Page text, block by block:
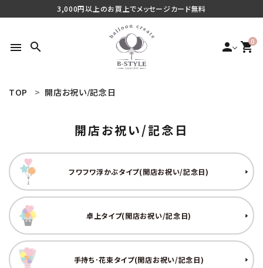
3,000円以上のお買上でメッセージカード無料
menu search person 0
shopping_cart
ご利用シーンから探す
商品タイプから探す
価格から探す
TOP 開店お祝い/記念日
開店お祝い/記念日
フワフワ浮かぶタイプ(開店お祝い/記念日)
卓上タイプ(開店お祝い/記念日)
手持ち･花束タイプ(開店お祝い/記念日)